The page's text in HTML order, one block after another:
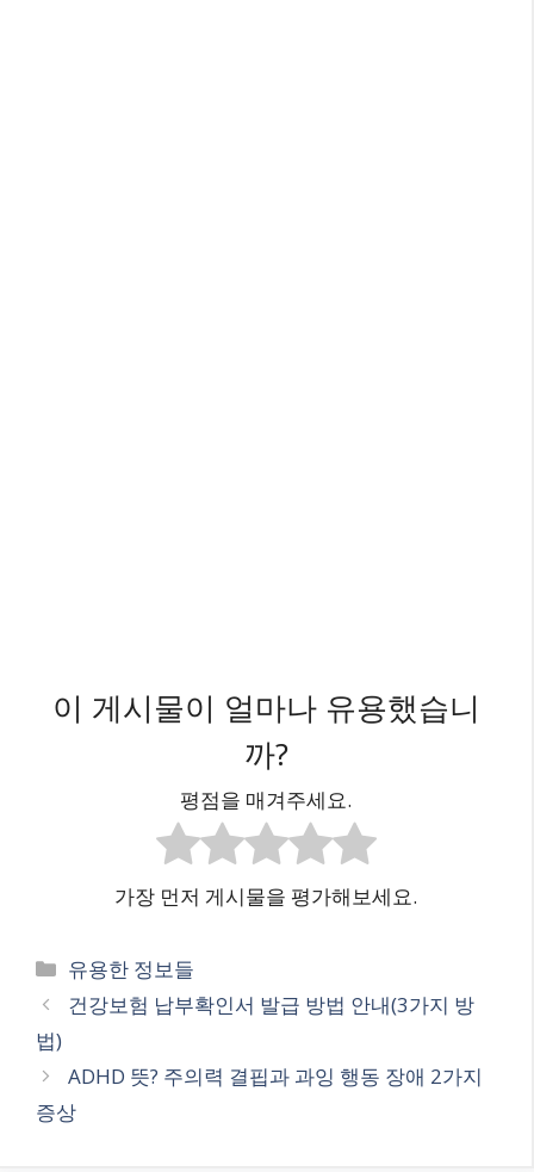
이 게시물이 얼마나 유용했습니
까?
평점을 매겨주세요.
가장 먼저 게시물을 평가해보세요.
카
테
유용한 정보들
건강보험 납부확인서 발급 방법 안내(3가지 방
법)
ADHD 뜻? 주의력 결핍과 과잉 행동 장애 2가지
증상